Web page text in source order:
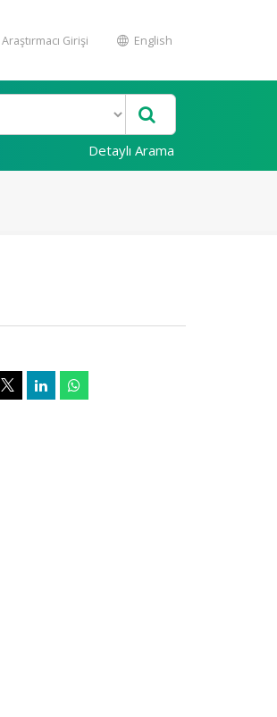
Araştırmacı Girişi English
Detaylı Arama